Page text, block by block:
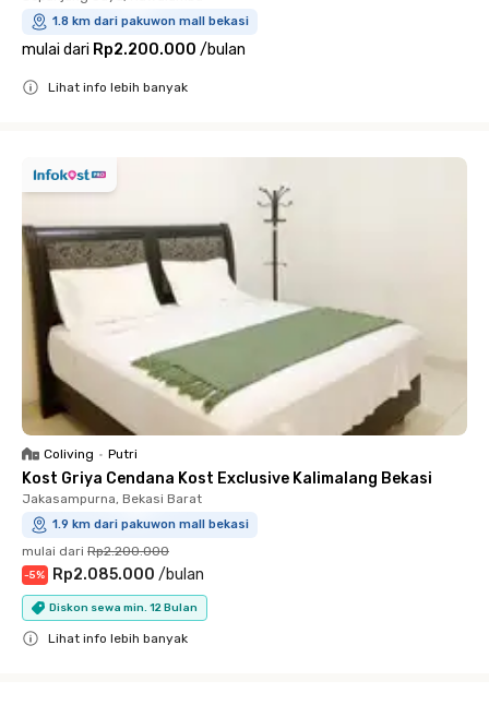
1.8 km dari pakuwon mall bekasi
mulai dari Rp2.200.000 /bulan
Lihat info lebih banyak
Coliving • Putri
Kost Griya Cendana Kost Exclusive Kalimalang Bekasi
Jakasampurna, Bekasi Barat
1.9 km dari pakuwon mall bekasi
mulai dari Rp2.200.000
-5% Rp2.085.000 /bulan
Diskon sewa min. 12 Bulan
Lihat info lebih banyak